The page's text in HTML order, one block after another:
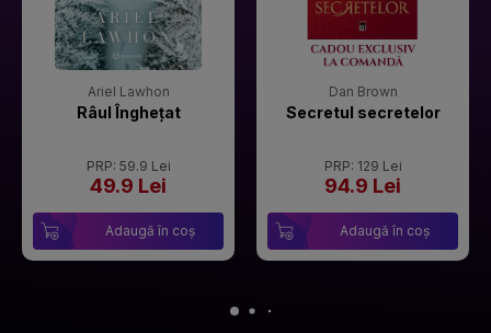
Ariel Lawhon
Râul Înghețat
PRP: 59.9 Lei
49.9 Lei
Adaugă în coș
Dan Brown
Secretul secretelor
PRP: 129 Lei
94.9 Lei
Adaugă în coș